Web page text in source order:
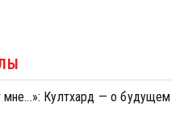
мне...»: Култхард — о будущем